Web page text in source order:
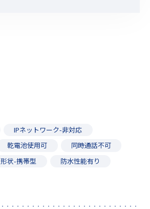
IPネットワーク-非対応
乾電池使用可
同時通話不可
形状-携帯型
防水性能有り